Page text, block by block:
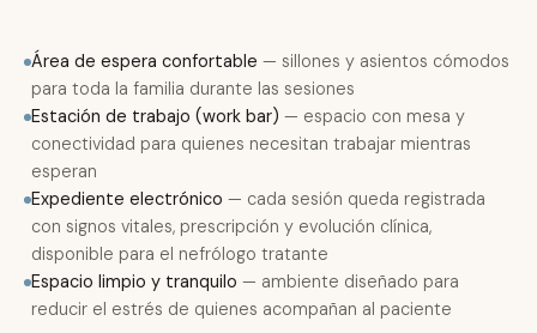
Área de espera confortable — sillones y asientos cómodos
para toda la familia durante las sesiones
Estación de trabajo (work bar) — espacio con mesa y
conectividad para quienes necesitan trabajar mientras
esperan
Expediente electrónico — cada sesión queda registrada
con signos vitales, prescripción y evolución clínica,
disponible para el nefrólogo tratante
Espacio limpio y tranquilo — ambiente diseñado para
reducir el estrés de quienes acompañan al paciente